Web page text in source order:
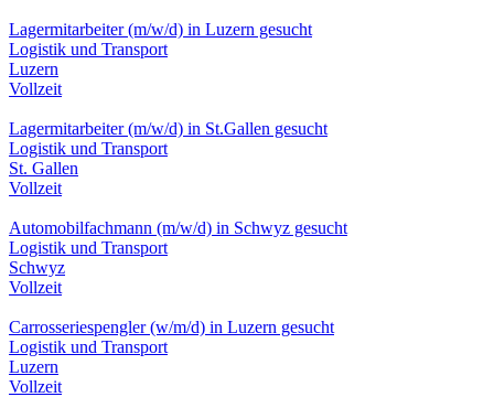
Lagermitarbeiter (m/w/d) in Luzern gesucht
Logistik und Transport
Luzern
Vollzeit
Lagermitarbeiter (m/w/d) in St.Gallen gesucht
Logistik und Transport
St. Gallen
Vollzeit
Automobilfachmann (m/w/d) in Schwyz gesucht
Logistik und Transport
Schwyz
Vollzeit
Carrosseriespengler (w/m/d) in Luzern gesucht
Logistik und Transport
Luzern
Vollzeit